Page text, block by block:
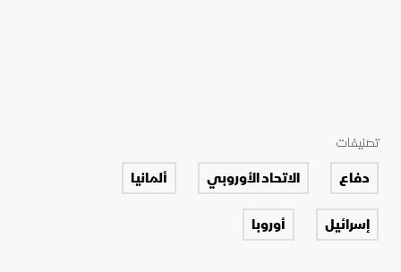
تصنيفات
دفاع الاتحاد الأوروبي
ألمانيا
إسرائيل
أوروبا